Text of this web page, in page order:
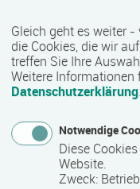
technische,
Qualifizierungen
zudem die
und Zertifikate zu
Qualität und
Als zertifizierter
Gleich geht es weiter
die Cookies, die wir
treffen Sie Ihre
Weitere Informationen
Datenschutzerklärung.
Notwendige
Diese
Website.
Zweck: